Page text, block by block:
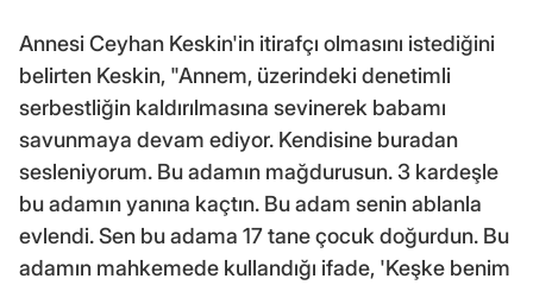
Annesi Ceyhan Keskin'in itirafçı olmasını istediğini
belirten Keskin, "Annem, üzerindeki denetimli
serbestliğin kaldırılmasına sevinerek babamı
savunmaya devam ediyor. Kendisine buradan
sesleniyorum. Bu adamın mağdurusun. 3 kardeşle
bu adamın yanına kaçtın. Bu adam senin ablanla
evlendi. Sen bu adama 17 tane çocuk doğurdun. Bu
adamın mahkemede kullandığı ifade, 'Keşke benim